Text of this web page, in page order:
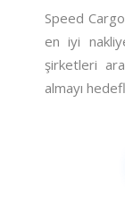
Speed
en iyi
şirketleri
almayı